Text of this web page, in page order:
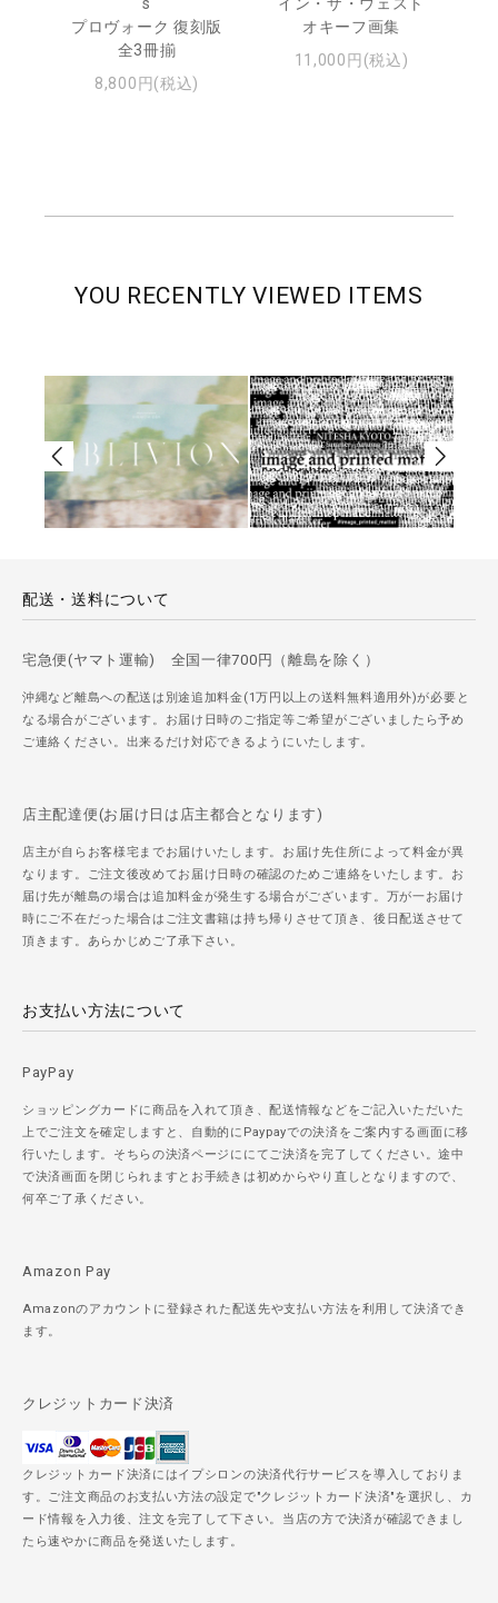
s
プロヴォーク 復刻版
全3冊揃
8,800円(税込)
イン・ザ・ウェスト
オキーフ画集
11,000円(税込)
YOU RECENTLY VIEWED ITEMS
配送・送料について
宅急便(ヤマト運輸) 全国一律700円（離島を除く）
沖縄など離島への配送は別途追加料金(1万円以上の送料無料適用外)が必要と
なる場合がございます。お届け日時のご指定等ご希望がございましたら予め
ご連絡ください。出来るだけ対応できるようにいたします。
店主配達便(お届け日は店主都合となります)
店主が自らお客様宅までお届けいたします。お届け先住所によって料金が異
なります。ご注文後改めてお届け日時の確認のためご連絡をいたします。お
届け先が離島の場合は追加料金が発生する場合がございます。万が一お届け
時にご不在だった場合はご注文書籍は持ち帰りさせて頂き、後日配送させて
頂きます。あらかじめご了承下さい。
お支払い方法について
PayPay
ショッピングカードに商品を入れて頂き、配送情報などをご記入いただいた
上でご注文を確定しますと、自動的にPaypayでの決済をご案内する画面に移
行いたします。そちらの決済ページににてご決済を完了してください。途中
で決済画面を閉じられますとお手続きは初めからやり直しとなりますので、
何卒ご了承ください。
Amazon Pay
Amazonのアカウントに登録された配送先や支払い方法を利用して決済でき
ます。
クレジットカード決済
クレジットカード決済にはイプシロンの決済代行サービスを導入しておりま
す。ご注文商品のお支払い方法の設定で"クレジットカード決済"を選択し、カ
ード情報を入力後、注文を完了して下さい。当店の方で決済が確認できまし
たら速やかに商品を発送いたします。